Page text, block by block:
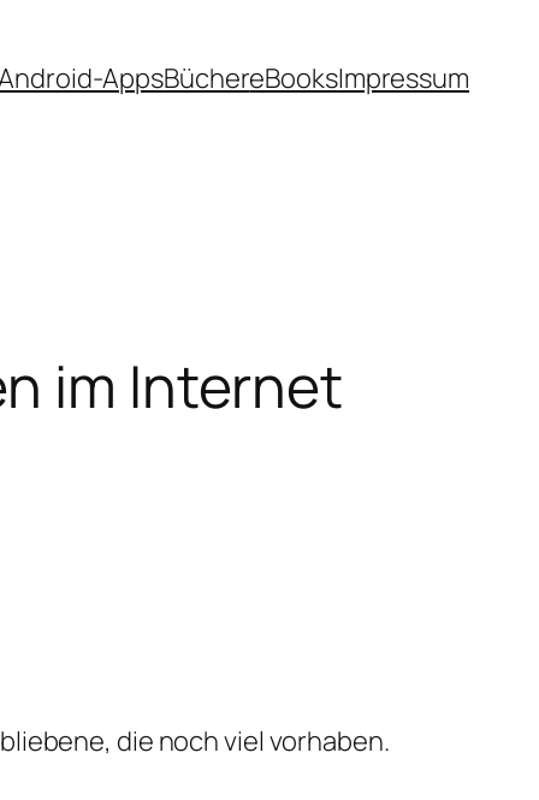
AppsBüchereBooksImpressum
im Internet
die noch viel vorhaben.